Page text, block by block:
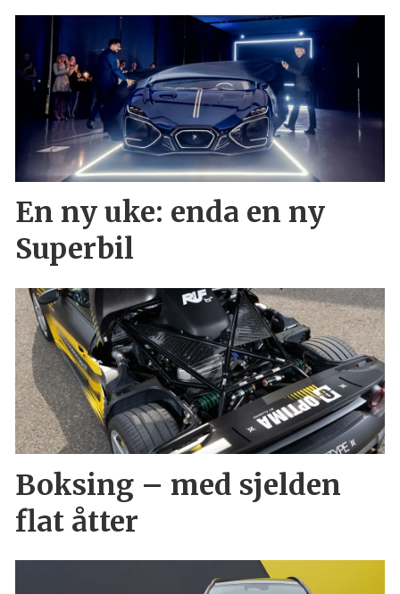
En ny uke: enda en ny
Superbil
Boksing – med sjelden
flat åtter